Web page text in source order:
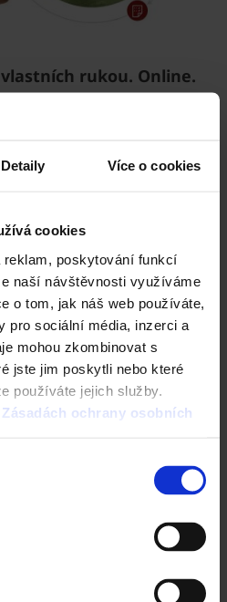
Detaily Více o cookies
cookies
reklam, poskytování funkcí
naší návštěvnosti využíváme
o tom, jak náš web používáte,
pro sociální média, inzerci a
mohou zkombinovat s
jste jim poskytli nebo které
používáte jejich služby.
Zásadách ochrany osobních
rukou. Online.
a služby